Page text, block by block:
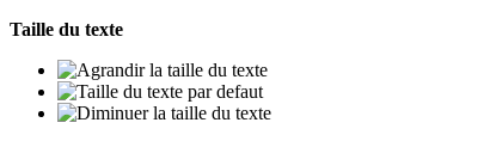
Taille du texte